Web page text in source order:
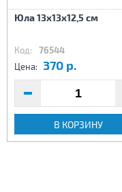
Юла 13х13х12,5 см
Код: 76544
Цена: 370 р.
В КОРЗИНУ